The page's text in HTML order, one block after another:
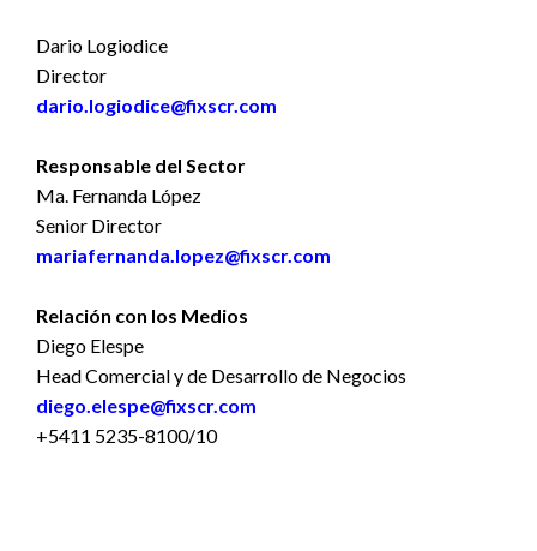
Dario Logiodice
Director
dario.logiodice@fixscr.com
Responsable del Sector
Ma. Fernanda López
Senior Director
mariafernanda.lopez@fixscr.com
Relación con los Medios
Diego Elespe
Head Comercial y de Desarrollo de Negocios
diego.elespe@fixscr.com
+5411 5235-8100/10